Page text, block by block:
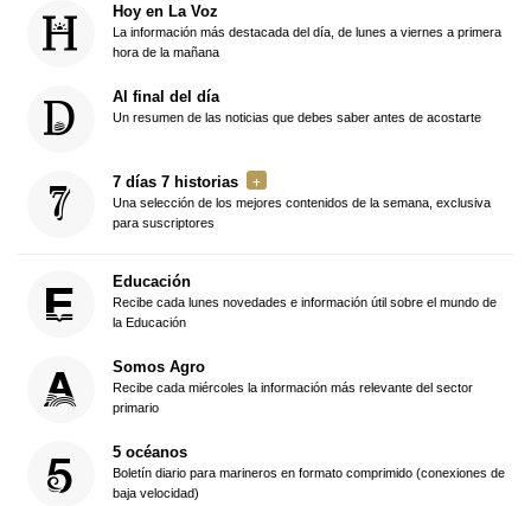
Hoy en La Voz
La información más destacada del día, de lunes a viernes a primera
hora de la mañana
Al final del día
Un resumen de las noticias que debes saber antes de acostarte
7 días 7 historias
Una selección de los mejores contenidos de la semana, exclusiva
para suscriptores
Educación
Recibe cada lunes novedades e información útil sobre el mundo de
la Educación
Somos Agro
Recibe cada miércoles la información más relevante del sector
primario
5 océanos
Boletín diario para marineros en formato comprimido (conexiones de
baja velocidad)